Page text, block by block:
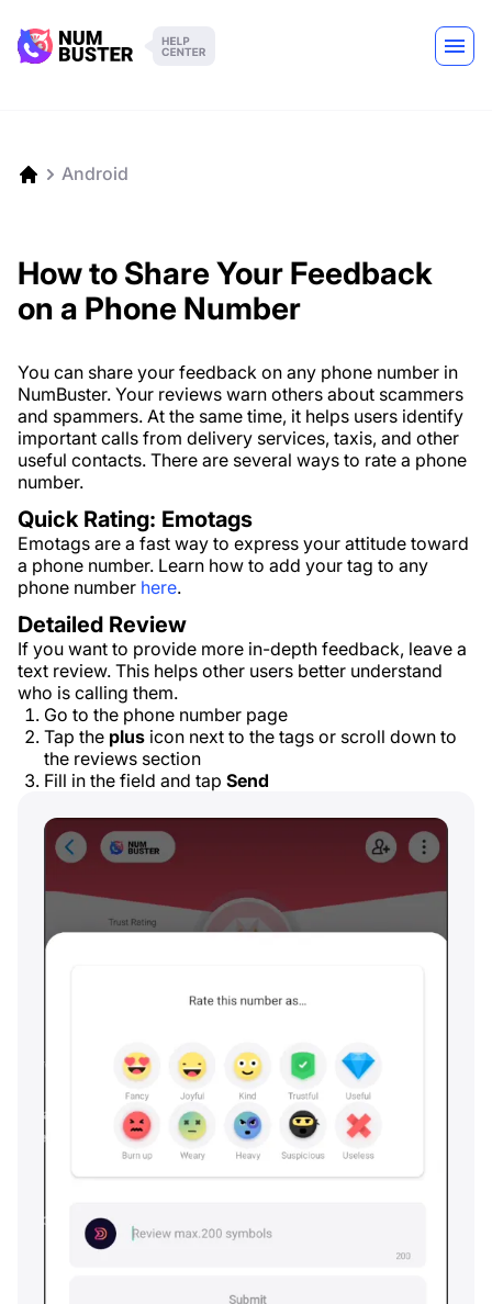
Android
How to Share Your Feedback
on a Phone Number
You can share your feedback on any phone number in
NumBuster. Your reviews warn others about scammers
and spammers. At the same time, it helps users identify
important calls from delivery services, taxis, and other
useful contacts. There are several ways to rate a phone
number.
Quick Rating: Emotags
Emotags are a fast way to express your attitude toward
a phone number. Learn how to add your tag to any
phone number here.
Detailed Review
If you want to provide more in-depth feedback, leave a
text review. This helps other users better understand
who is calling them.
Go to the phone number page
Tap the plus icon next to the tags or scroll down to
the reviews section
Fill in the field and tap Send